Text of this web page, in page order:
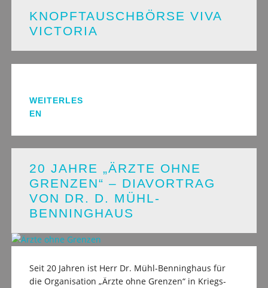
KNOPFTAUSCHBÖRSE VIVA
VICTORIA
WEITERLES
EN
20 JAHRE „ÄRZTE OHNE
GRENZEN“ – DIAVORTRAG
VON DR. D. MÜHL-
BENNINGHAUS
Seit 20 Jahren ist Herr Dr. Mühl-Benninghaus für
die Organisation „Ärzte ohne Grenzen“ in Kriegs-